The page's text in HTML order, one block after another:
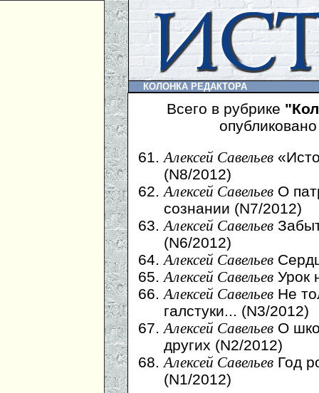
КОЛОНКА РЕДАКТОРА
Всего в рубрике
Алексей Савельев
(N8/2012)
Алексей Савельев О
сознании (N7/2012)
Алексей Савельев
(N6/2012)
Алексей Савельев
Алексей Савельев Урок
Алексей Савельев Не
галстуки... (N3/2012)
Алексей Савельев О
других (N2/2012)
Алексей Савельев Год
(N1/2012)